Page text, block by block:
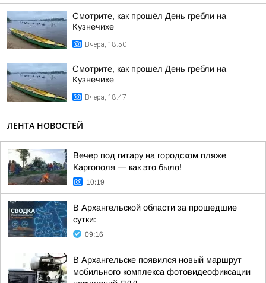
Смотрите, как прошёл День гребли на
Кузнечихе
Вчера, 18:50
Смотрите, как прошёл День гребли на
Кузнечихе
Вчера, 18:47
ЛЕНТА НОВОСТЕЙ
Вечер под гитару на городском пляже
Каргополя — как это было!
10:19
В Архангельской области за прошедшие
сутки:
09:16
В Архангельске появился новый маршрут
мобильного комплекса фотовидеофиксации